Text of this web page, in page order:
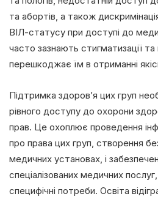
та абортів, а також
ВІЛ-статусу при доступі до
часто зазнають стигматизації
перешкоджає їм в отриманні
Підтримка здоров’я цих груп
рівного доступу до охорони
прав. Це охоплює проведення
про права цих груп, створення
медичних установах, і
спеціалізованих медичних
специфічні потреби. Освіта